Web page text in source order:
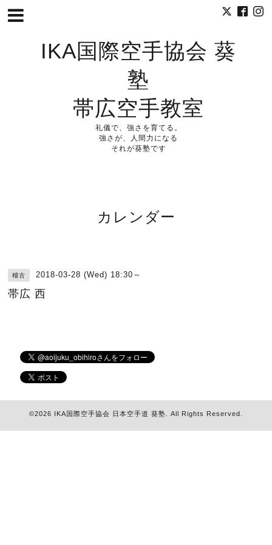
IKA国際空手協会 葵
塾
帯広空手教室
礼儀で、強さを育てる。
強さが、人間力になる
それが葵塾です
カレンダー
稽古 2018-03-28 (Wed) 18:30～
帯広 西
©2026 IKA国際空手協会 日本空手道 葵塾 . All Rights Reserved.